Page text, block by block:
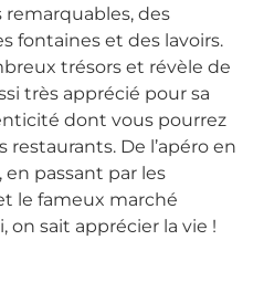
des
fontaines et des lavoirs.
trésors et révèle de
très apprécié pour sa
dont vous pourrez
De l’apéro en
en passant par les
le fameux marché
on sait apprécier la vie !